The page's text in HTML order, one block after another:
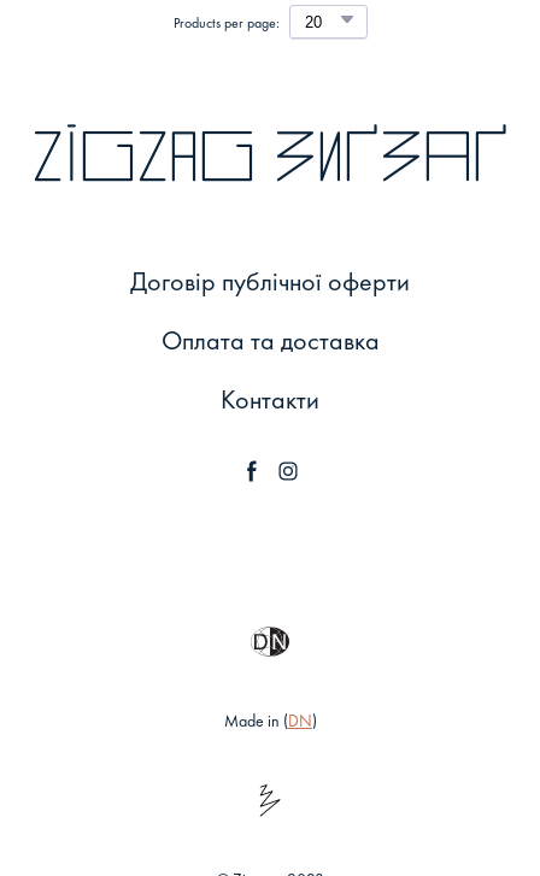
Products per page:
zigzag зиґзаґ
Договір публічної оферти
Оплата та доставка
Контакти
Made in (DN)